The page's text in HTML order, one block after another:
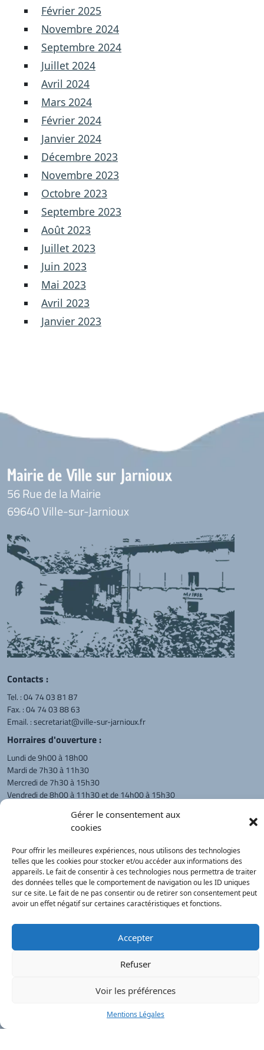
Gérer le consentement aux
cookies
Pour offrir les meilleures expériences, nous utilisons des technologies
telles que les cookies pour stocker et/ou accéder aux informations des
appareils. Le fait de consentir à ces technologies nous permettra de traiter
des données telles que le comportement de navigation ou les ID uniques
sur ce site. Le fait de ne pas consentir ou de retirer son consentement peut
avoir un effet négatif sur certaines caractéristiques et fonctions.
Accepter
Refuser
Voir les préférences
Mentions Légales
Février 2025
Novembre 2024
Septembre 2024
Juillet 2024
Avril 2024
Mars 2024
Février 2024
Janvier 2024
Décembre 2023
Novembre 2023
Octobre 2023
Septembre 2023
Août 2023
Juillet 2023
Juin 2023
Mai 2023
Avril 2023
Janvier 2023
Mairie de Ville sur Jarnioux
56 Rue de la Mairie
69640 Ville-sur-Jarnioux
Contacts :
Tel. :04 74 03 81 87
Fax. : 04 74 03 88 63
Email. :secretariat@ville-sur-jarnioux.fr
Horraires d'ouverture :
Lundi de 9h00 à 18h00
Mardi de 7h30 à 11h30
Mercredi de 7h30 à 15h30
Vendredi de 8h00 à 11h30 et de 14h00 à 15h30
L'appel téléphonique reste à privilégier
Monsieur le Maire et les adjoints
Retour à l'accueil Actualités PanneauPocket Recherche
Démarches
®onimajine.com- 2023
LE PATRIOTE - Beaujolais Val de Saône :
blet.valerie@orange.fr